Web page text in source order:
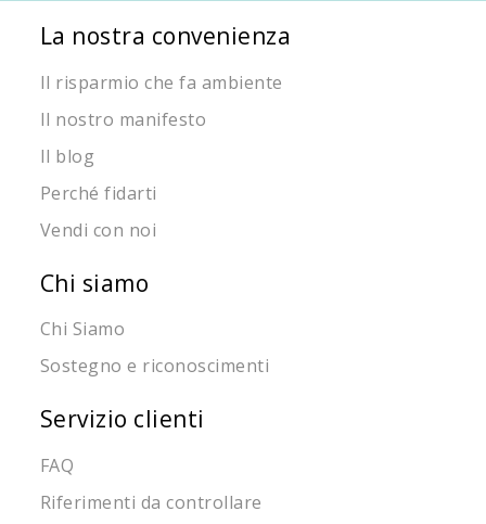
La nostra convenienza
Il risparmio che fa ambiente
Il nostro manifesto
Il blog
Perché fidarti
Vendi con noi
Chi siamo
Chi Siamo
Sostegno e riconoscimenti
Servizio clienti
FAQ
Riferimenti da controllare